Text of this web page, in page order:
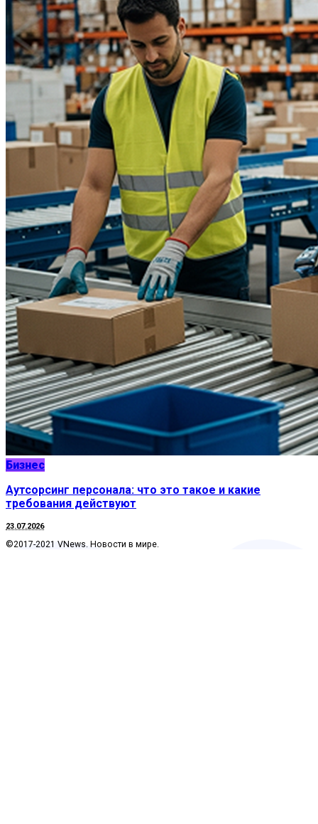
Бизнес
Аутсорсинг персонала: что это такое и какие
требования действуют
23.07.2026
©2017-2021 VNews. Новости в мире.